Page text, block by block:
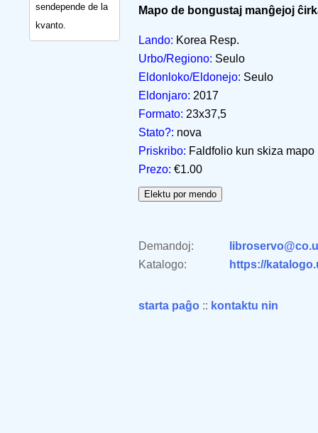
sendepende de la
kvanto.
Mapo de bongustaj manĝejoj
Lando: Korea Resp.
Urbo/Regiono: Seulo
Eldonloko/Eldonejo: Seulo
Eldonjaro: 2017
Formato: 23x37,5
Stato?: nova
Priskribo: Faldfolio kun skiza mapo
Prezo: €1.00
Demandoj:
Katalogo:
https://
starta paĝo :: kontaktu nin